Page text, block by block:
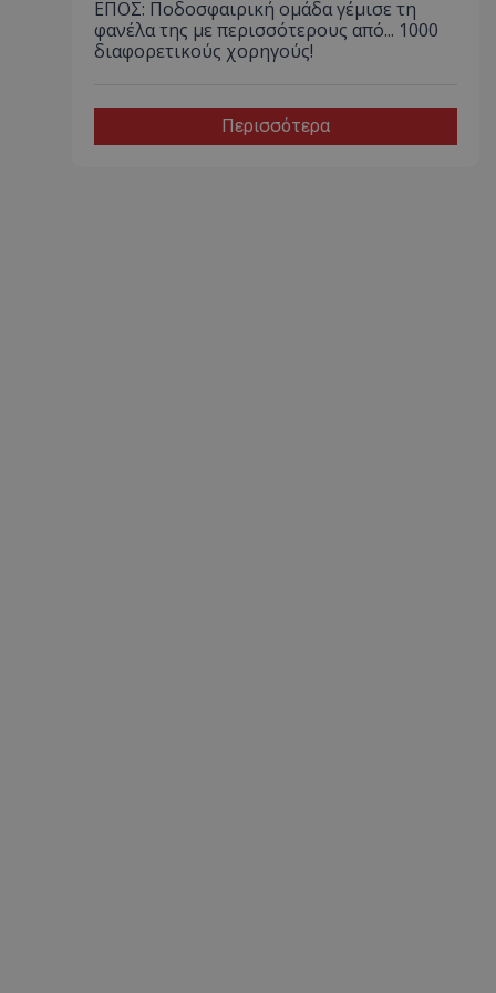
ΕΠΟΣ: Ποδοσφαιρική ομάδα γέμισε τη
φανέλα της με περισσότερους από... 1000
διαφορετικούς χορηγούς!
Περισσότερα